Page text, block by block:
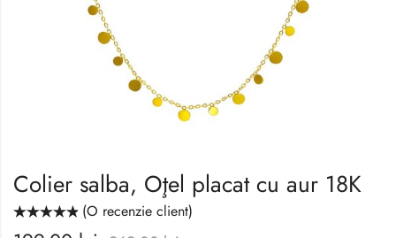
Colier salba, Oţel placat cu aur 18K
(O recenzie client)